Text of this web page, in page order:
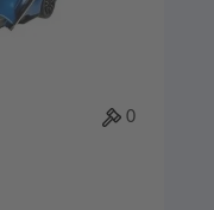
0